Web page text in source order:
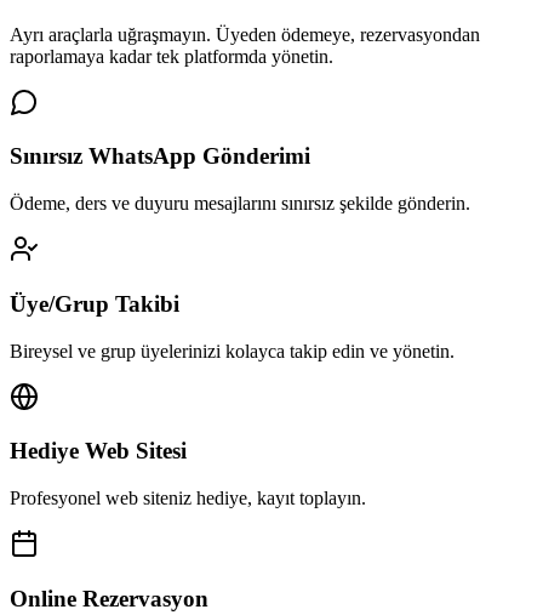
Ayrı araçlarla uğraşmayın. Üyeden ödemeye, rezervasyondan
raporlamaya kadar tek platformda yönetin.
Sınırsız WhatsApp Gönderimi
Ödeme, ders ve duyuru mesajlarını sınırsız şekilde gönderin.
Üye/Grup Takibi
Bireysel ve grup üyelerinizi kolayca takip edin ve yönetin.
Hediye Web Sitesi
Profesyonel web siteniz hediye, kayıt toplayın.
Online Rezervasyon